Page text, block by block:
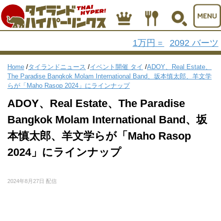
1万円 = 2092 バーツ
Home /タイランドニュース /イベント開催 タイ /ADOY、Real Estate、
The Paradise Bangkok Molam International Band、坂本慎太郎、羊文学
らが「Maho Rasop 2024」にラインナップ
ADOY、Real Estate、The Paradise
Bangkok Molam International Band、坂
本慎太郎、羊文学らが「Maho Rasop
2024」にラインナップ
2024年8月27日 配信